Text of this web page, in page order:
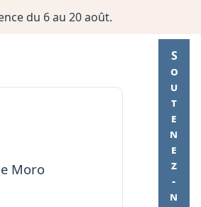
du 6 au 20 août.
Soutenez-nous
Moro